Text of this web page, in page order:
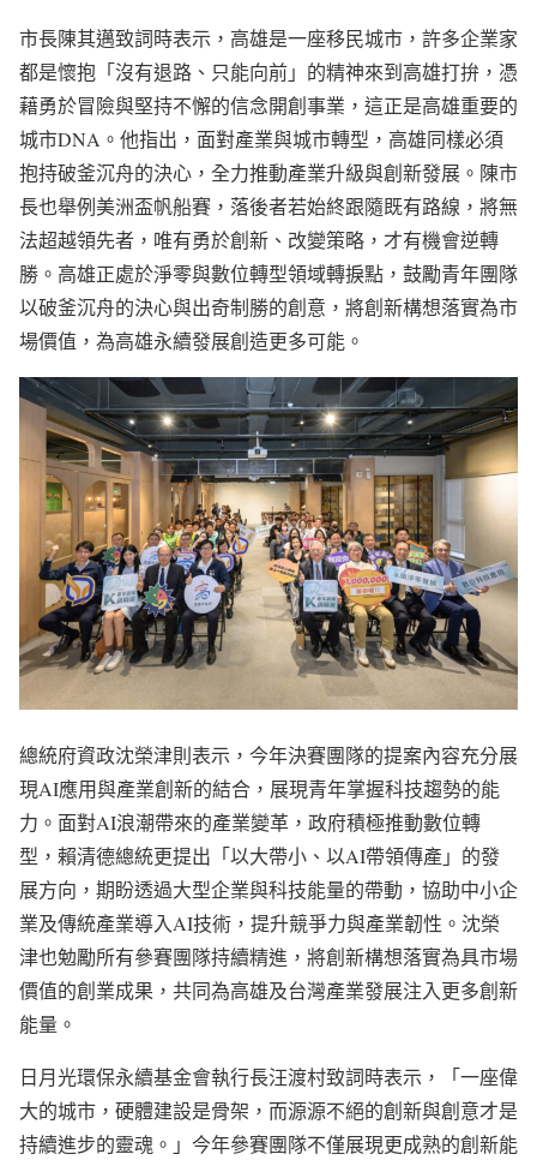
市長陳其邁致詞時表示，高雄是一座移民城市，許多企業家
都是懷抱「沒有退路、只能向前」的精神來到高雄打拚，憑
藉勇於冒險與堅持不懈的信念開創事業，這正是高雄重要的
城市DNA。他指出，面對產業與城市轉型，高雄同樣必須
抱持破釜沉舟的決心，全力推動產業升級與創新發展。陳市
長也舉例美洲盃帆船賽，落後者若始終跟隨既有路線，將無
法超越領先者，唯有勇於創新、改變策略，才有機會逆轉
勝。高雄正處於淨零與數位轉型領域轉捩點，鼓勵青年團隊
以破釜沉舟的決心與出奇制勝的創意，將創新構想落實為市
場價值，為高雄永續發展創造更多可能。
總統府資政沈榮津則表示，今年決賽團隊的提案內容充分展
現AI應用與產業創新的結合，展現青年掌握科技趨勢的能
力。面對AI浪潮帶來的產業變革，政府積極推動數位轉
型，賴清德總統更提出「以大帶小、以AI帶領傳產」的發
展方向，期盼透過大型企業與科技能量的帶動，協助中小企
業及傳統產業導入AI技術，提升競爭力與產業韌性。沈榮
津也勉勵所有參賽團隊持續精進，將創新構想落實為具市場
價值的創業成果，共同為高雄及台灣產業發展注入更多創新
能量。
日月光環保永續基金會執行長汪渡村致詞時表示，「一座偉
大的城市，硬體建設是骨架，而源源不絕的創新與創意才是
持續進步的靈魂。」今年參賽團隊不僅展現更成熟的創新能